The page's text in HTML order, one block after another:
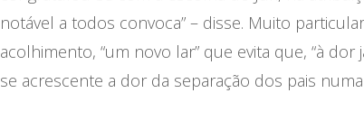
notável a todos convoca” – disse. Muito
acolhimento, “um novo lar” que evita que, “à
se acrescente a dor da separação dos pais